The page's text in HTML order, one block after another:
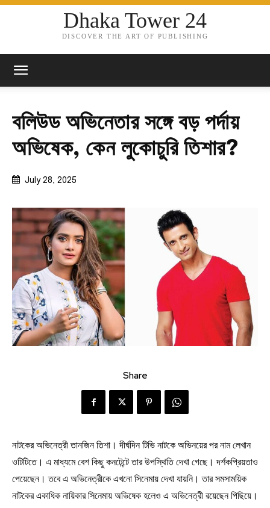
Dhaka Tower 24
DISCOVER THE ART OF PUBLISHING
বলিউড অভিনেতার সঙ্গে বড় পর্দায়
অভিষেক, কেন লুকোচুরি তিশার?
July 28, 2025
Share
নাটকের অভিনেত্রী তানজিন তিশা। দীর্ঘদিন টিভি নাটকে অভিনয়ের পর নাম লেখান
ওটিটিতে। এ মাধ্যমে বেশ কিছু কনটেন্টে তার উপস্থিতি দেখা গেছে। দর্শকপ্রিয়তাও
পেয়েছেন। তবে এ অভিনেত্রীকে এখনো সিনেমায় দেখা যায়নি। তার সমসাময়িক
নাটকের একাধিক নায়িকার সিনেমায় অভিষেক হলেও এ অভিনেত্রী রয়েছেন পিছিয়ে।